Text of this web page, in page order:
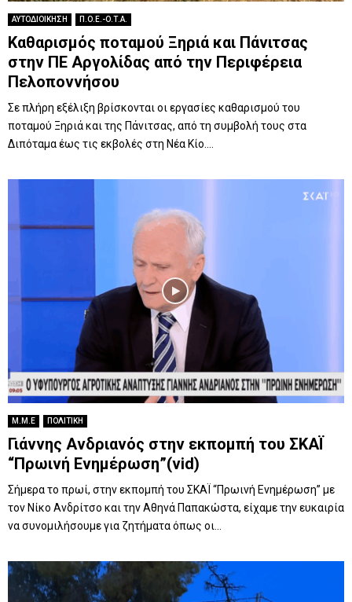
ΑΥΤΟΔΙΟΙΚΗΣΗ Π.Ο.Ε.-Ο.Τ.Α.
Καθαρισμός ποταμού Ξηριά και Πάνιτσας
στην ΠΕ Αργολίδας από την Περιφέρεια
Πελοποννήσου
Σε πλήρη εξέλιξη βρίσκονται οι εργασίες καθαρισμού του
ποταμού Ξηριά και της Πάνιτσας, από τη συμβολή τους στα
Διπόταμα έως τις εκβολές στη Νέα Κίο....
Μ.Μ.Ε ΠΟΛΙΤΙΚΗ
Γιάννης Ανδριανός στην εκπομπή του ΣΚΑΪ
“Πρωινή Ενημέρωση”(vid)
Σήμερα το πρωί, στην εκπομπή του ΣΚΑΪ “Πρωινή Ενημέρωση” με
τον Νίκο Ανδρίτσο και την Αθηνά Παπακώστα, είχαμε την ευκαιρία
να συνομιλήσουμε για ζητήματα όπως οι...